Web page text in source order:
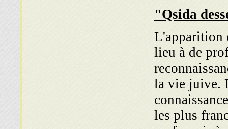
L'apparition
lieu à de
la vie juive.
les plus